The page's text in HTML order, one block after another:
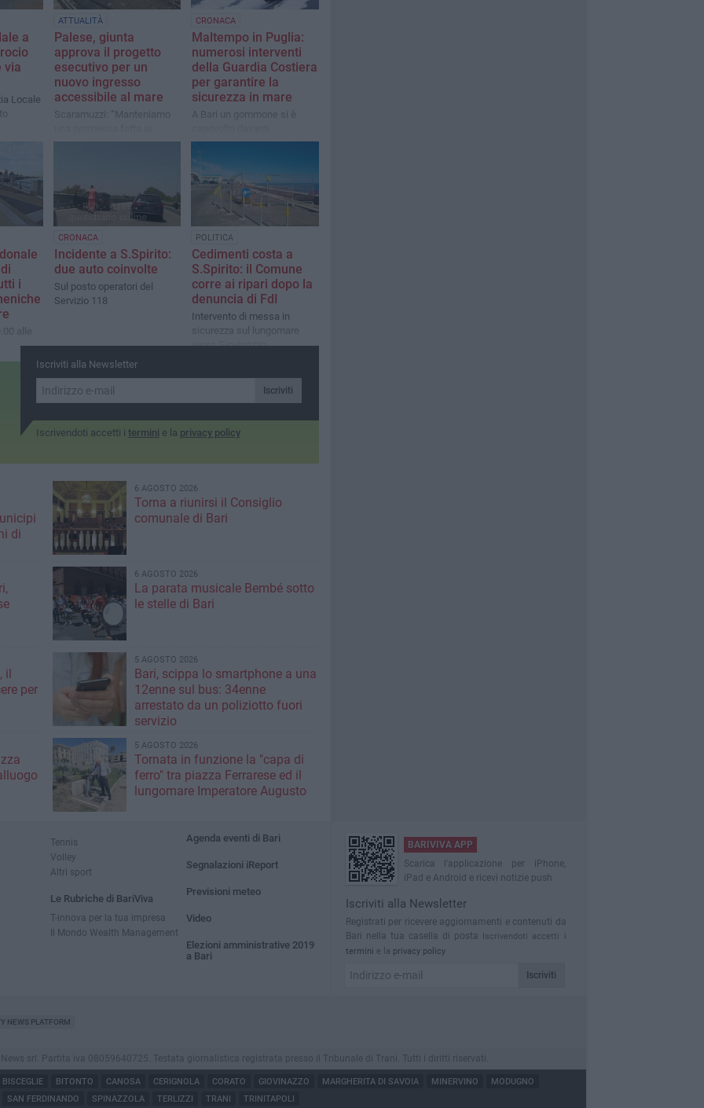
a
via
Locale
ATTUALITÀ
Palese, giunta
approva il progetto
esecutivo per un
nuovo ingresso
accessibile al mare
Scaramuzzi: “Manteniamo
residenti e affermiamo il
essere vissuto da tutti”
CRONACA
Maltempo in Puglia:
numerosi interventi
della Guardia Costiera
per garantire la
sicurezza in mare
A Bari un gommone si è
all'ingresso della Fiera del
i
alle
CRONACA
Incidente a S.Spirito:
due auto coinvolte
Sul posto operatori del
Servizio 118
POLITICA
Cedimenti costa a
S.Spirito: il Comune
corre ai ripari dopo la
denuncia di FdI
Intervento di messa in
sicurezza sul lungomare
verso Giovinazzo
Iscriviti alla Newsletter
Iscriviti
Iscrivendoti accetti i termini e la privacy policy
di
6 AGOSTO 2026
Torna a riunirsi il Consiglio
comunale di Bari
6 AGOSTO 2026
La parata musicale Bembé sotto
le stelle di Bari
il
per
5 AGOSTO 2026
Bari, scippa lo smartphone a una
12enne sul bus: 34enne
arrestato da un poliziotto fuori
servizio
5 AGOSTO 2026
Tornata in funzione la "capa di
ferro" tra piazza Ferrarese ed il
lungomare Imperatore Augusto
Tennis
Volley
Altri sport
Le Rubriche di BariViva
T-innova per la tua impresa
Il Mondo Wealth Management
Agenda eventi di Bari
Segnalazioni iReport
Previsioni meteo
Video
Elezioni amministrative 2019
a Bari
BARIVIVA APP
Scarica l'applicazione per iPhone,
iPad e Android e ricevi notizie push
Iscriviti alla Newsletter
Registrati per ricevere aggiornamenti e contenuti da
Bari nella tua casella di posta
Iscrivendoti accetti i
termini e la privacy policy
Iscriviti
NEWS PLATFORM
srl. Partita iva 08059640725. Testata giornalistica registrata presso il Tribunale di Trani. Tutti i diritti riservati.
BISCEGLIE BITONTO CANOSA CERIGNOLA CORATO GIOVINAZZO MARGHERITA DI SAVOIA MINERVINO
MODUGNO
SAN FERDINANDO SPINAZZOLA TERLIZZI TRANI TRINITAPOLI